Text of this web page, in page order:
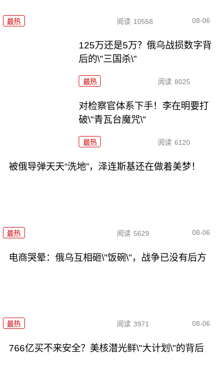
最热 阅读 10558 08-06
125万还是5万？俄乌战损数字背
后的\"三国杀\"
最热 阅读 8025
对检察官体系下手！李在明要打
破\"青瓦台魔咒\"
最热 阅读 6120
被俄导弹天天“洗地”，泽连斯基还在做着美梦！
最热 阅读 5629 08-06
电商哭晕：俄乌互相砸\"饭碗\"，战争已没有后方
最热 阅读 3971 08-06
766亿买不来安全？美核潜光鲜\"大计划\"的背后